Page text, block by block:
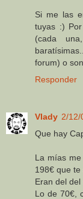
Si me las
tuyas :)
(cada
forum) o
Responder
Vlady 2/12/
Que hay
La mías
198€ que te
Eran del del
Lo de 70€,